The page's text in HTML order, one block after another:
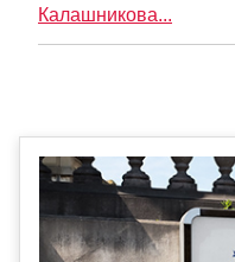
Калашникова...